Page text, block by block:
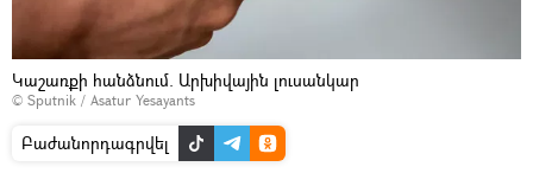
Կաշառքի հանձնում. Արխիվային լուսանկար
© Sputnik / Asatur Yesayants
Բաժանորդագրվել